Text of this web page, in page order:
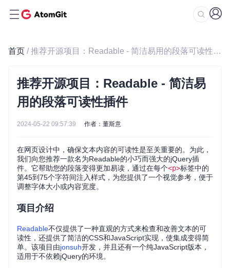
首页 / 推荐开源项目：Readable - 简洁易用的段落可读性插件
推荐开源项目：Readable - 简洁易
用的段落可读性插件
2024-05-22 09:57:39 作者：董斯意
在网页设计中，确保文本内容的可读性是至关重要的。为此，
我们向您推荐一款名为Readable的小巧而强大的jQuery插
件。它帮助您的段落变得更加易读，通过在每个<p>标签中的
第45到75个字符间注入样式，为您提供了一个视觉参考，便于
调整字体大小或内容宽度。
项目介绍
Readable不仅提供了一种直观的方式来检查和改善文本的可
读性，还提供了简洁的CSS和JavaScript实现，使集成变得简
单。该项目由jonsuh开发，并且还有一个纯JavaScript版本，
适用于不依赖jQuery的环境。